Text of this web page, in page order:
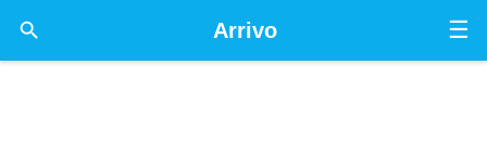
☰
Arrivo
